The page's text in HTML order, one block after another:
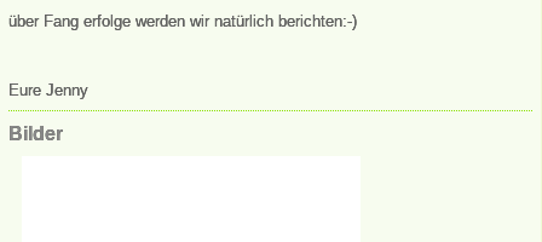
über Fang erfolge werden wir natürlich berichten:-)
Eure Jenny
Bilder